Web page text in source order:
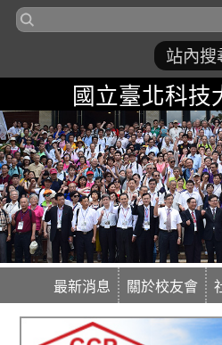
國立臺北科技
最新消息 關於校友會